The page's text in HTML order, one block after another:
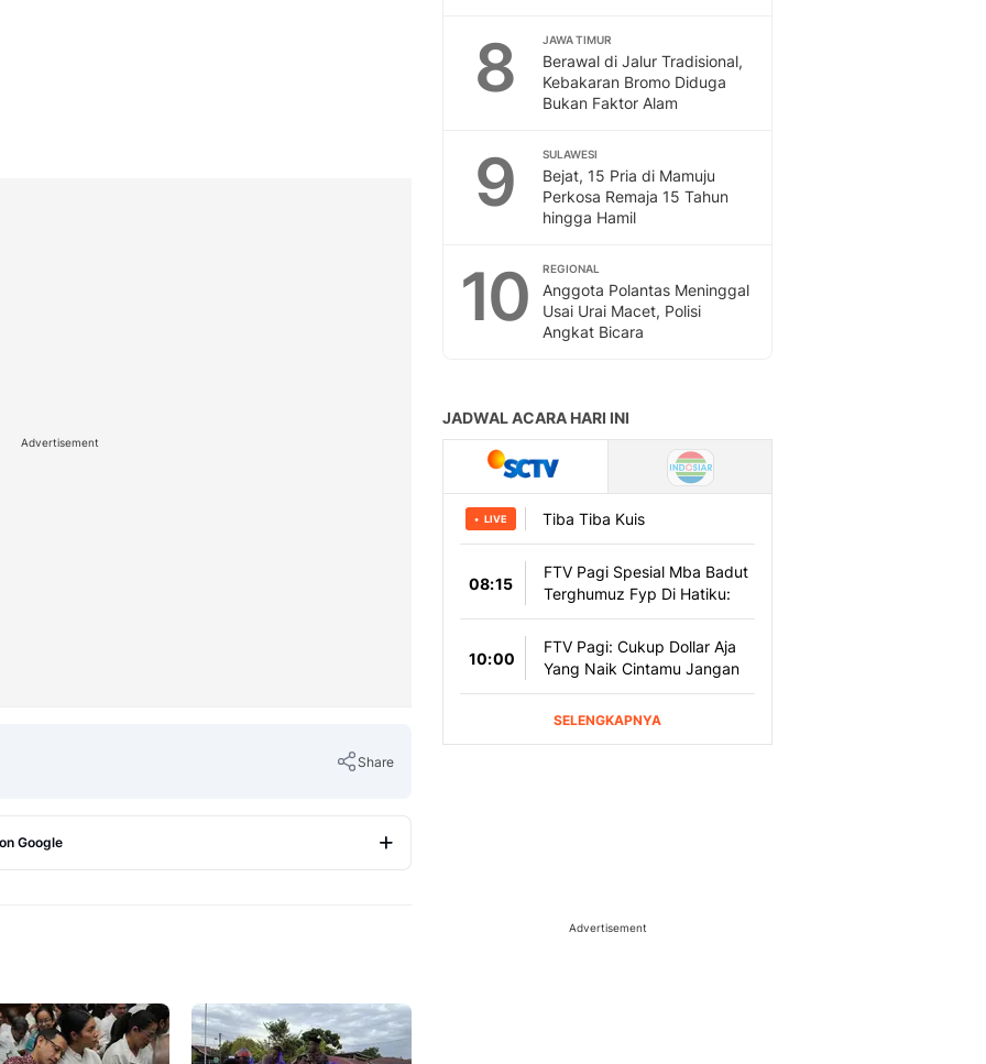
Advertisement
Share
Google
8 JAWA TIMUR
Berawal di Jalur Tradisional,
Kebakaran Bromo Diduga
Bukan Faktor Alam
9 SULAWESI
Bejat, 15 Pria di Mamuju
Perkosa Remaja 15 Tahun
hingga Hamil
10 REGIONAL
Anggota Polantas Meninggal
Usai Urai Macet, Polisi
Angkat Bicara
Advertisement